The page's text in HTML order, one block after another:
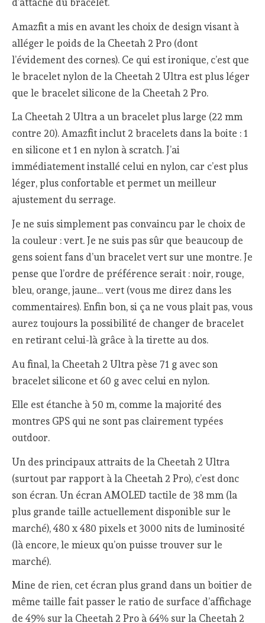
d’attache du bracelet.
Amazfit a mis en avant les choix de design visant à
alléger le poids de la Cheetah 2 Pro (dont
l’évidement des cornes). Ce qui est ironique, c’est que
le bracelet nylon de la Cheetah 2 Ultra est plus léger
que le bracelet silicone de la Cheetah 2 Pro.
La Cheetah 2 Ultra a un bracelet plus large (22 mm
contre 20). Amazfit inclut 2 bracelets dans la boite : 1
en silicone et 1 en nylon à scratch. J’ai
immédiatement installé celui en nylon, car c’est plus
léger, plus confortable et permet un meilleur
ajustement du serrage.
Je ne suis simplement pas convaincu par le choix de
la couleur : vert. Je ne suis pas sûr que beaucoup de
gens soient fans d’un bracelet vert sur une montre. Je
pense que l’ordre de préférence serait : noir, rouge,
bleu, orange, jaune… vert (vous me direz dans les
commentaires). Enfin bon, si ça ne vous plait pas, vous
aurez toujours la possibilité de changer de bracelet
en retirant celui-là grâce à la tirette au dos.
Au final, la Cheetah 2 Ultra pèse 71 g avec son
bracelet silicone et 60 g avec celui en nylon.
Elle est étanche à 50 m, comme la majorité des
montres GPS qui ne sont pas clairement typées
outdoor.
Un des principaux attraits de la Cheetah 2 Ultra
(surtout par rapport à la Cheetah 2 Pro), c’est donc
son écran. Un écran AMOLED tactile de 38 mm (la
plus grande taille actuellement disponible sur le
marché), 480 x 480 pixels et 3000 nits de luminosité
(là encore, le mieux qu’on puisse trouver sur le
marché).
Mine de rien, cet écran plus grand dans un boitier de
même taille fait passer le ratio de surface d’affichage
de 49% sur la Cheetah 2 Pro à 64% sur la Cheetah 2